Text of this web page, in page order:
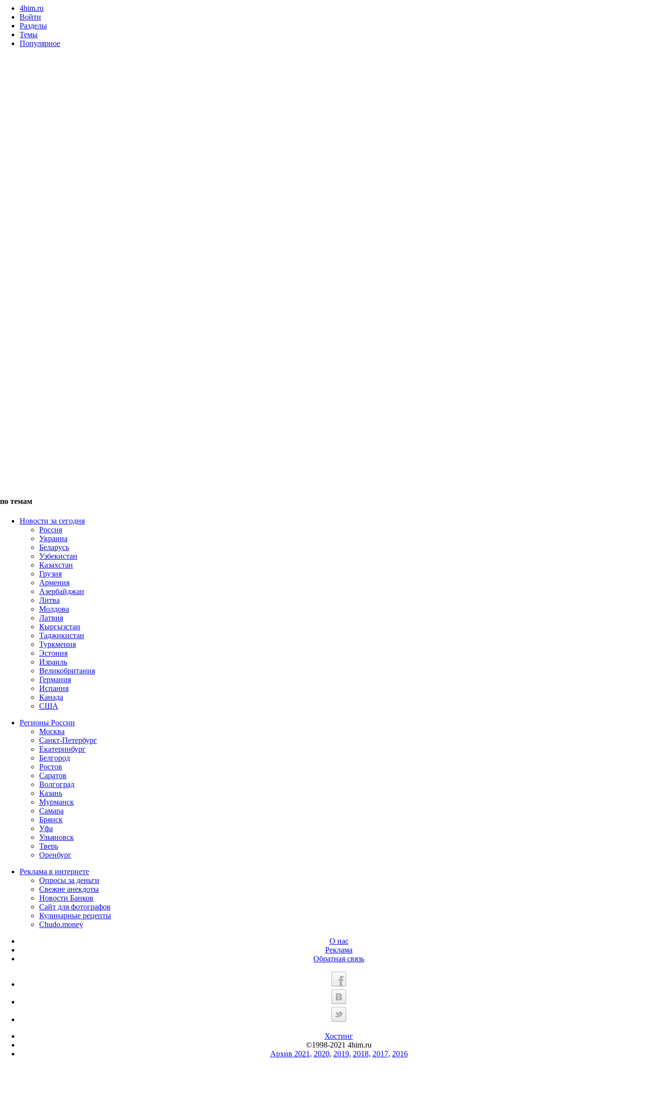
4him.ru
Войти
Разделы
Темы
Популярное
по темам
Новости за сегодня
Россия
Украина
Беларусь
Узбекистан
Казахстан
Грузия
Армения
Азербайджан
Литва
Молдова
Латвия
Кыргызстан
Таджикистан
Туркмения
Эстония
Израиль
Великобритания
Германия
Испания
Канада
США
Регионы России
Москва
Санкт-Петербург
Екатеринбург
Белгород
Ростов
Саратов
Волгоград
Казань
Мурманск
Самара
Брянск
Уфа
Ульяновск
Тверь
Оренбург
Реклама в интернете
Опросы за деньги
Свежие анекдоты
Новости Банков
Сайт для фотографов
Кулинарные рецепты
Chudo.money
О нас
Реклама
Обратная связь
Хостинг
©1998-2021 4him.ru
Архив 2021 , 2020, 2019, 2018, 2017, 2016